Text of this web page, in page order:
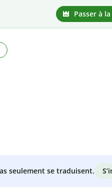
Passer à
seulement se traduisent.